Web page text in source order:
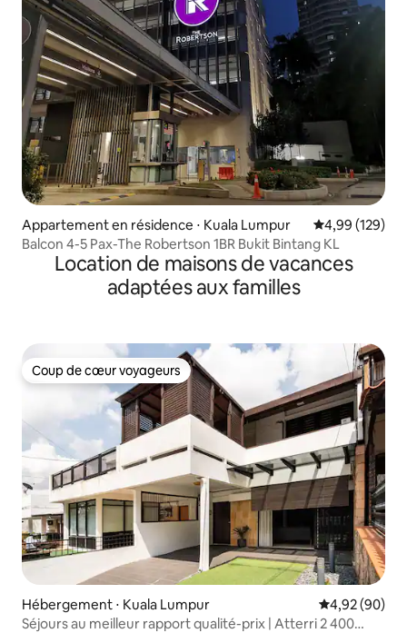
Appartement en résidence ⋅ Kuala Lumpur Évaluation
4,99 (129)
Balcon 4-5 Pax-The Robertson 1BR Bukit Bintang KL
Location de maisons de vacances
adaptées aux familles
Coup de cœur voyageurs
Coup de cœur voyageurs
Hébergement ⋅ Kuala Lumpur Évaluation
4,92 (90)
Séjours au meilleur rapport qualité-prix | Atterri 2 400